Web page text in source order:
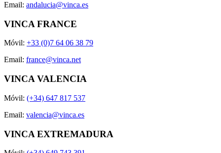
Email: andalucia@vinca.es
VINCA FRANCE
Móvil: +33 (0)7 64 06 38 79
Email: france@vinca.net
VINCA VALENCIA
Móvil: (+34) 647 817 537
Email: valencia@vinca.es
VINCA EXTREMADURA